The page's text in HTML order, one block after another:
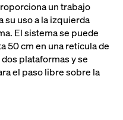
un trabajo
su uso a la izquierda
El sistema se puede
50 cm en una retícula de
plataformas y se
el paso libre sobre la